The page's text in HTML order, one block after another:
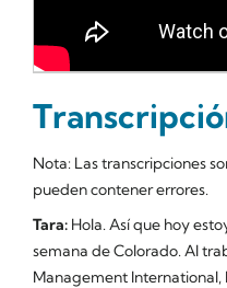
Nota: Las transcripciones
pueden contener errores.
Tara: Hola. Así que hoy
semana de Colorado. Al
Management International,